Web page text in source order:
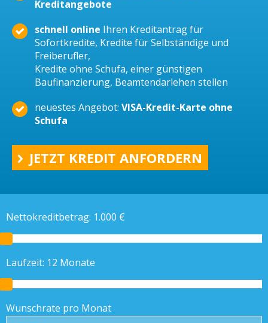
Kreditangebote
schnell online Ihren Kreditantrag für
Sofortkredite, Kredite für Selbständige und
Freiberufler,
Kredite ohne Schufa, einer günstigen
Baufinanzierung, Beamtendarlehen stellen
neuestes Angebot: VISA-Kredit-Karte ohne
Schufa
JETZT KREDIT ANFORDERN
Nettokreditbetrag: 1.000 €
Laufzeit: 12 Monate
Wunschrate pro Monat